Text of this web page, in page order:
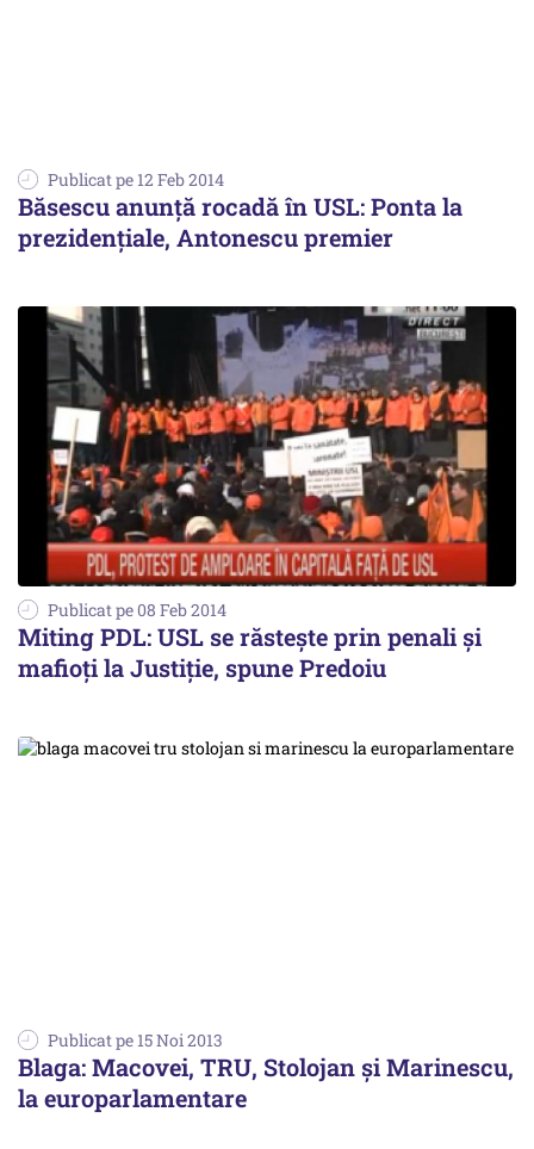
Publicat pe 12 Feb 2014
Băsescu anunță rocadă în USL: Ponta la
prezidențiale, Antonescu premier
Publicat pe 08 Feb 2014
Miting PDL: USL se răsteşte prin penali şi
mafioţi la Justiţie, spune Predoiu
Publicat pe 15 Noi 2013
Blaga: Macovei, TRU, Stolojan și Marinescu,
la europarlamentare